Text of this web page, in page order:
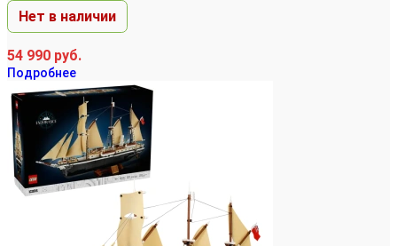
Нет в наличии
54 990 руб.
Подробнее